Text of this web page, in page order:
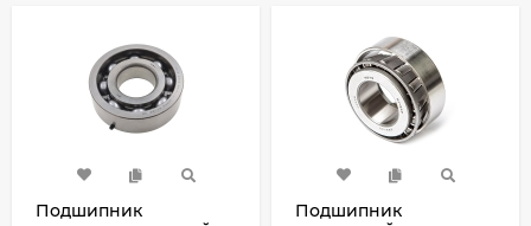
Подшипник
Подшипник